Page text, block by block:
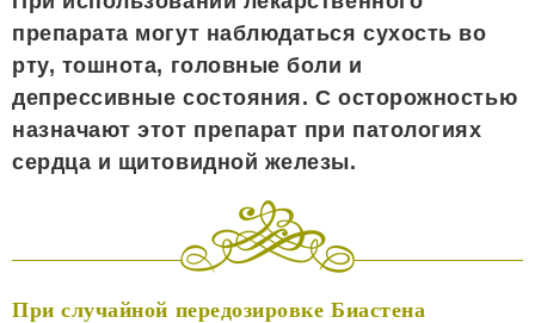
препарата могут наблюдаться сухость во
рту, тошнота, головные боли и
депрессивные состояния. С осторожностью
назначают этот препарат при патологиях
сердца и щитовидной железы.
При случайной передозировке Биастена